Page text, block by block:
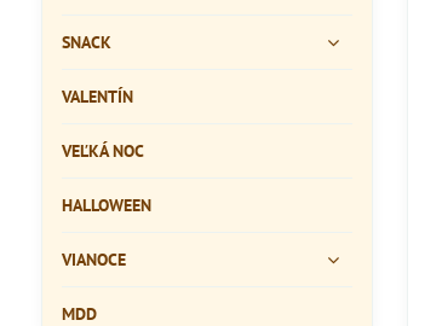
SNACK
VALENTÍN
VEĽKÁ NOC
HALLOWEEN
VIANOCE
MDD